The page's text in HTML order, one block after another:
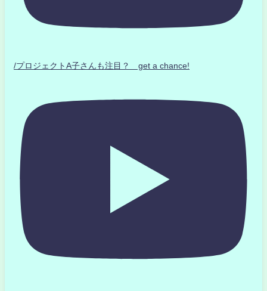
/プロジェクトA子さんも注目？ get a chance!